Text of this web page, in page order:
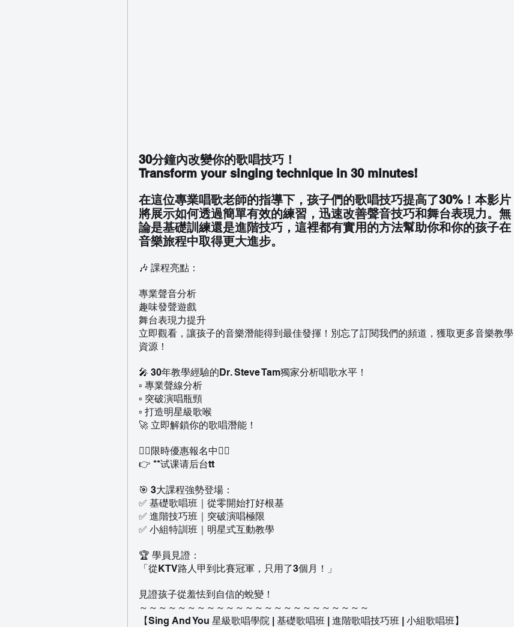
30分鐘內改變你的歌唱技巧！
Transform your singing technique in 30 minutes!
在這位專業唱歌老師的指導下，孩子們的歌唱技巧提高了30%！本影片
將展示如何透過簡單有效的練習，迅速改善聲音技巧和舞台表現力。無
論是基礎訓練還是進階技巧，這裡都有實用的方法幫助你和你的孩子在
音樂旅程中取得更大進步。
🎶 課程亮點：
專業聲音分析
趣味發聲遊戲
舞台表現力提升
立即觀看，讓孩子的音樂潛能得到最佳發揮！別忘了訂閱我們的頻道，獲取更多音樂教學
資源！
🎤 30年教學經驗的Dr. Steve Tam獨家分析唱歌水平！
▫ 專業聲線分析
▫ 突破演唱瓶頸
▫ 打造明星級歌喉
🚀 立即解鎖你的歌唱潛能！
👇🏻限時優惠報名中👇🏻
👉 **试课请后台tt
🎯 3大課程強勢登場：
✅ 基礎歌唱班｜從零開始打好根基
✅ 進階技巧班｜突破演唱極限
✅ 小組特訓班｜明星式互動教學
🏆 學員見證：
「從KTV路人甲到比賽冠軍，只用了3個月！」
見證孩子從羞怯到自信的蛻變！
～～～～～～～～～～～～～～～～～～～～～～～～
【Sing And You 星級歌唱學院 | 基礎歌唱班 | 進階歌唱技巧班 | 小組歌唱班】